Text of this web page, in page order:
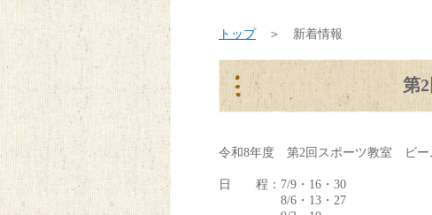
トップ＞ 新着情報
第
令和8年度 第2回スポーツ教室 ビー
日 程：7/9・16・30
8/6・13・27